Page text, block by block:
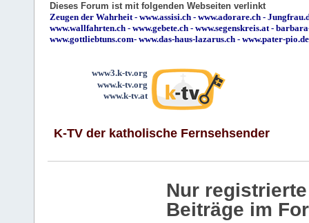
Dieses Forum ist mit folgenden Webseiten verlinkt
Zeugen der Wahrheit- www.assisi.ch - www.adorare.ch -
www.wallfahrten.ch - www.gebete.ch - www.segenskreis.at-
www.gottliebtuns.com- www.das-haus-lazarus.ch - www.pater-pio.de
www3.k-tv.org
www.k-tv.org
www.k-tv.at
K-TV der katholische Fernsehsender
Nur
Beiträge im